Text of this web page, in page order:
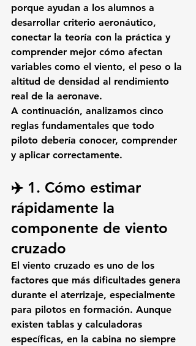
porque ayudan a los alumnos a
desarrollar criterio aeronáutico,
conectar la teoría con la práctica y
comprender mejor cómo afectan
variables como el viento, el peso o la
altitud de densidad al rendimiento
real de la aeronave.
A continuación, analizamos cinco
reglas fundamentales que todo
piloto debería conocer, comprender
y aplicar correctamente.
✈️ 1. Cómo estimar
rápidamente la
componente de viento
cruzado
El viento cruzado es uno de los
factores que más dificultades genera
durante el aterrizaje, especialmente
para pilotos en formación. Aunque
existen tablas y calculadoras
específicas, en la cabina no siempre